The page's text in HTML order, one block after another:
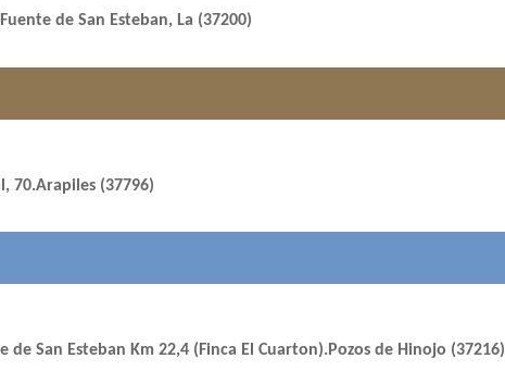
de San Esteban, La (37200)
70.Arapiles (37796)
de San Esteban Km 22,4 (Finca El Cuarton).Pozos de Hinojo (37216)